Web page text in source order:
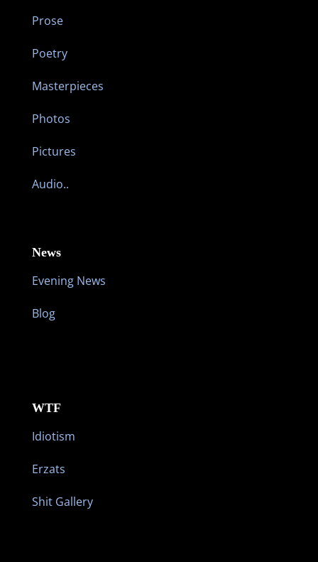
Prose
Poetry
Masterpieces
Photos
Pictures
Audio..
News
Evening News
Blog
WTF
Idiotism
Erzats
Shit Gallery